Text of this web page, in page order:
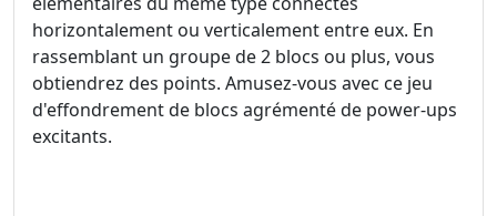
horizontalement ou verticalement entre eux. En
rassemblant un groupe de 2 blocs ou plus, vous
obtiendrez des points. Amusez-vous avec ce jeu
d'effondrement de blocs agrémenté de power-ups
excitants.